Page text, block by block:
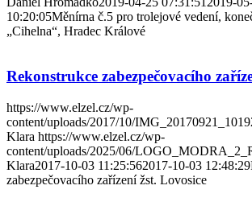
10:20:05Měnírna č.5 pro trolejové vedení,
„Cihelna“, Hradec Králové
Rekonstrukce zabezpečovacího
https://www.elzel.cz/wp-
content/uploads/2017/10/
Klara https://www.elzel.cz/wp-
content/uploads/2025/06/
Klara2017-10-03 11:25:562017-10-03 12:48:29
zabezpečovacího zařízení žst. Lovosice